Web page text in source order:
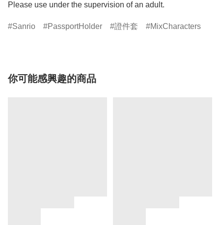
Please use under the supervision of an adult.
Sanrio PassportHolder 證件套 MixCharacters
你可能感興趣的商品